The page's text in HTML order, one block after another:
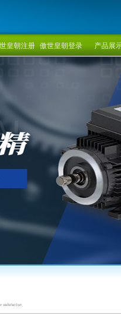
皇朝注册 傲世皇朝登录 产品展